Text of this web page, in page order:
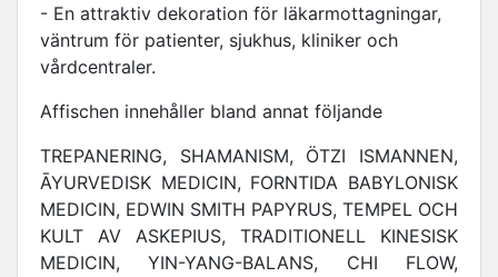
- En attraktiv dekoration för läkarmottagningar,
väntrum för patienter, sjukhus, kliniker och
vårdcentraler.
Affischen innehåller bland annat följande
TREPANERING, SHAMANISM, ÖTZI ISMANNEN,
ĀYURVEDISK MEDICIN, FORNTIDA BABYLONISK
MEDICIN, EDWIN SMITH PAPYRUS, TEMPEL OCH
KULT AV ASKEPIUS, TRADITIONELL KINESISK
MEDICIN, YIN-YANG-BALANS, CHI FLOW,